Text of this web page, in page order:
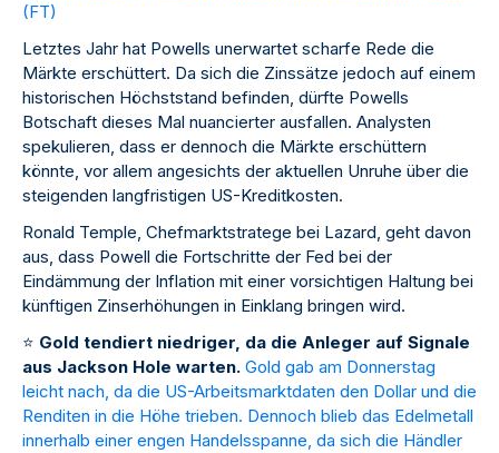
(FT)
Letztes Jahr hat Powells unerwartet scharfe Rede die
Märkte erschüttert. Da sich die Zinssätze jedoch auf einem
historischen Höchststand befinden, dürfte Powells
Botschaft dieses Mal nuancierter ausfallen. Analysten
spekulieren, dass er dennoch die Märkte erschüttern
könnte, vor allem angesichts der aktuellen Unruhe über die
steigenden langfristigen US-Kreditkosten.
Ronald Temple, Chefmarktstratege bei Lazard, geht davon
aus, dass Powell die Fortschritte der Fed bei der
Eindämmung der Inflation mit einer vorsichtigen Haltung bei
künftigen Zinserhöhungen in Einklang bringen wird.
⭐ Gold tendiert niedriger, da die Anleger auf Signale
aus Jackson Hole warten. Gold gab am Donnerstag
leicht nach, da die US-Arbeitsmarktdaten den Dollar und die
Renditen in die Höhe trieben. Dennoch blieb das Edelmetall
innerhalb einer engen Handelsspanne, da sich die Händler